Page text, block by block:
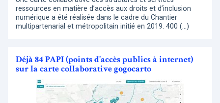
ressources en matière d’accès aux droits et d’inclusion
numérique a été réalisée dans le cadre du Chantier
multipartenarial et métropolitain initié en 2019. 400 (…)
Déjà 84 PAPI (points d’accès publics à internet)
sur la carte collaborative gogocarto